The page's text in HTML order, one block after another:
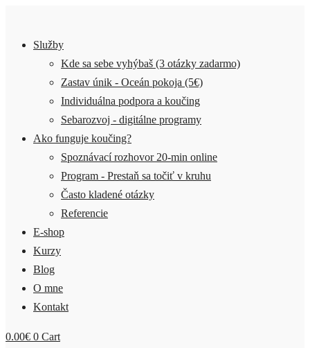
Služby
Kde sa sebe vyhýbaš (3 otázky zadarmo)
Zastav únik - Oceán pokoja (5€)
Individuálna podpora a koučing
Sebarozvoj - digitálne programy
Ako funguje koučing?
Spoznávací rozhovor 20-min online
Program - Prestaň sa točiť v kruhu
Často kladené otázky
Referencie
E-shop
Kurzy
Blog
O mne
Kontakt
0.00€ 0 Cart